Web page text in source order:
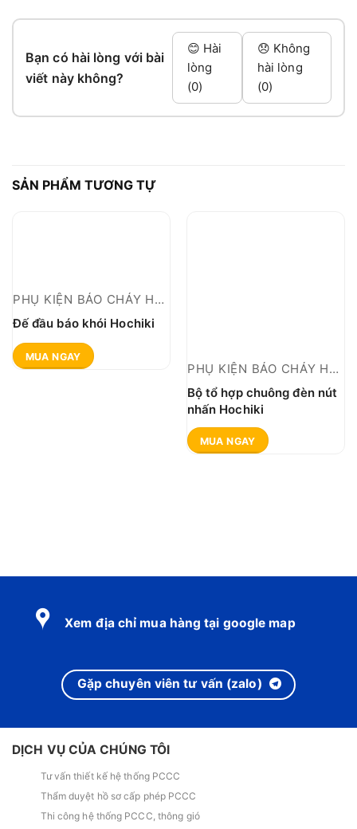
Bạn có hài lòng với bài
viết này không?
😊 Hài
lòng
(0)
😞 Không
hài lòng
(0)
SẢN PHẨM TƯƠNG TỰ
PHỤ KIỆN BÁO CHÁY HOCHIKI THƯỜNG
Đế đầu báo khói Hochiki
MUA NGAY
PHỤ KIỆN BÁO CHÁY HOCHIKI THƯỜNG
Bộ tổ hợp chuông đèn nút
nhấn Hochiki
MUA NGAY
Xem địa chỉ mua hàng tại google map
Gặp chuyên viên tư vấn (zalo)
DỊCH VỤ CỦA CHÚNG TÔI
Tư vấn thiết kế hệ thống PCCC
Thẩm duyệt hồ sơ cấp phép PCCC
Thi công hệ thống PCCC, thông gió